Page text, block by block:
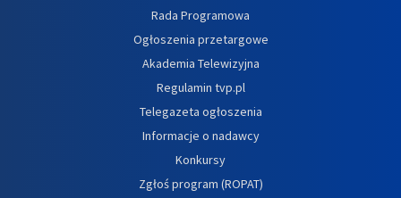
Rada Programowa
Ogłoszenia przetargowe
Akademia Telewizyjna
Regulamin tvp.pl
Telegazeta ogłoszenia
Informacje o nadawcy
Konkursy
Zgłoś program (ROPAT)